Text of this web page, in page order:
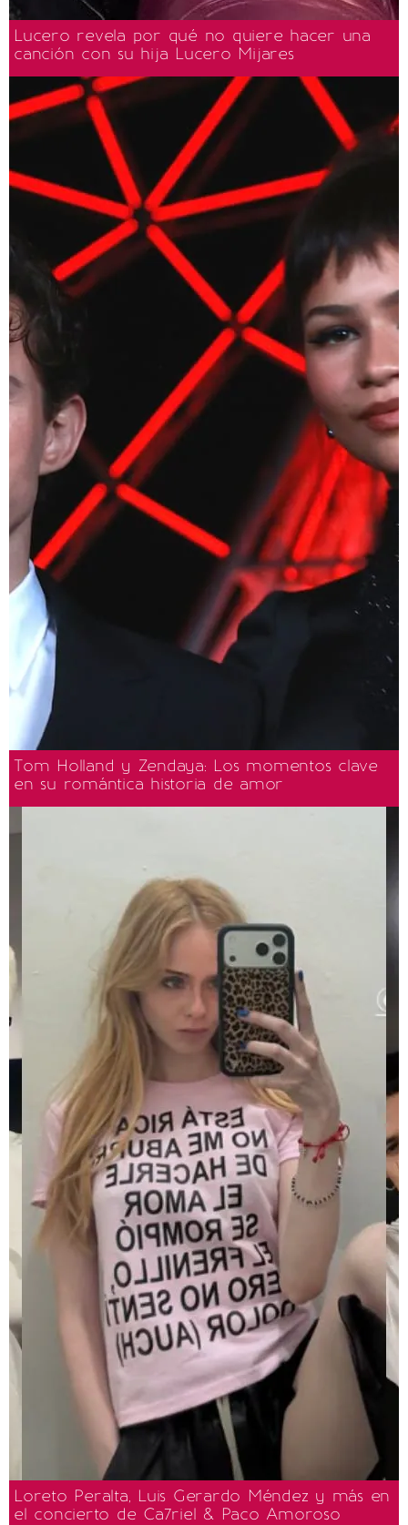
Lucero revela por qué no quiere hacer una
canción con su hija Lucero Mijares
Tom Holland y Zendaya: Los momentos clave
en su romántica historia de amor
Loreto Peralta, Luis Gerardo Méndez y más en
el concierto de Ca7riel & Paco Amoroso